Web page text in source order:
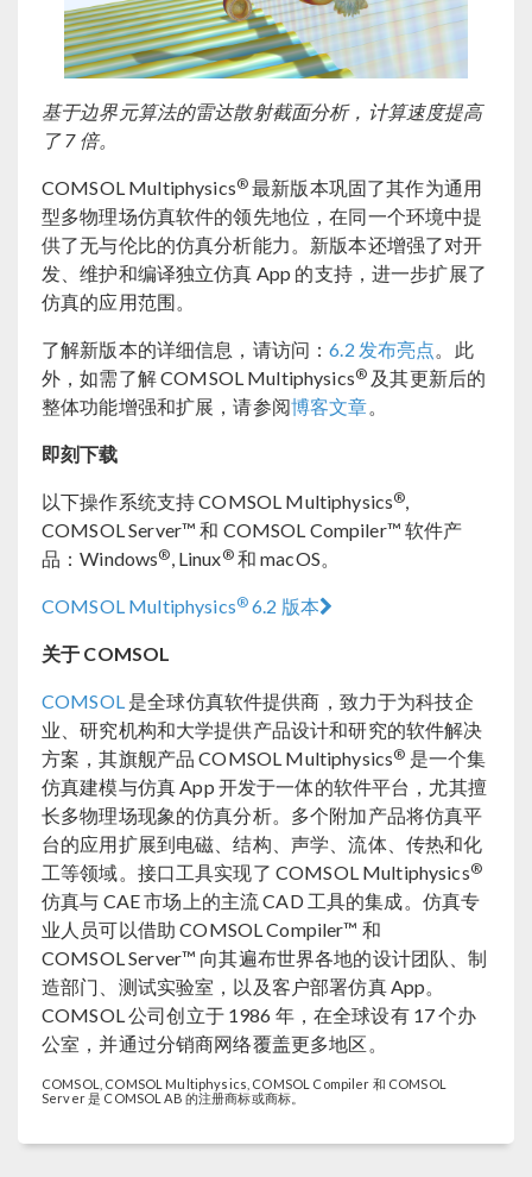
基于边界元算法的雷达散射截面分析，计算速度提高
了 7 倍。
COMSOL Multiphysics® 最新版本巩固了其作为通用
型多物理场仿真软件的领先地位，在同一个环境中提
供了无与伦比的仿真分析能力。新版本还增强了对开
发、维护和编译独立仿真 App 的支持，进一步扩展了
仿真的应用范围。
了解新版本的详细信息，请访问：6.2 发布亮点。此
外，如需了解 COMSOL Multiphysics® 及其更新后的
整体功能增强和扩展，请参阅博客文章。
即刻下载
以下操作系统支持 COMSOL Multiphysics®,
COMSOL Server™ 和 COMSOL Compiler™ 软件产
品：Windows®, Linux®和 macOS。
COMSOL Multiphysics® 6.2 版本
关于 COMSOL
COMSOL是全球仿真软件提供商，致力于为科技企
业、研究机构和大学提供产品设计和研究的软件解决
方案，其旗舰产品 COMSOL Multiphysics® 是一个集
仿真建模与仿真 App 开发于一体的软件平台，尤其擅
长多物理场现象的仿真分析。多个附加产品将仿真平
台的应用扩展到电磁、结构、声学、流体、传热和化
工等领域。接口工具实现了 COMSOL Multiphysics®
仿真与 CAE 市场上的主流 CAD 工具的集成。仿真专
业人员可以借助 COMSOL Compiler™ 和
COMSOL Server™ 向其遍布世界各地的设计团队、制
造部门、测试实验室，以及客户部署仿真 App。
COMSOL 公司创立于 1986 年，在全球设有 17 个办
公室，并通过分销商网络覆盖更多地区。
COMSOL, COMSOL Multiphysics, COMSOL Compiler 和 COMSOL
Server 是 COMSOL AB 的注册商标或商标。